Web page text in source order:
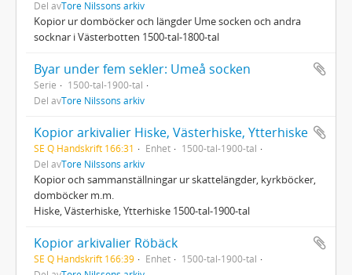
Del avTore Nilssons arkiv
Kopior ur domböcker och längder Ume socken och andra
socknar i Västerbotten 1500-tal-1800-tal
Byar under fem sekler: Umeå socken
Serie
1500-tal-1900-tal
Del avTore Nilssons arkiv
Kopior arkivalier Hiske, Västerhiske, Ytterhiske
SE Q Handskrift 166:31 Enhet
1500-tal-1900-tal
Del avTore Nilssons arkiv
Kopior och sammanställningar ur skattelängder, kyrkböcker,
domböcker m.m.
Hiske, Västerhiske, Ytterhiske 1500-tal-1900-tal
Kopior arkivalier Röbäck
SE Q Handskrift 166:39 Enhet
1500-tal-1900-tal